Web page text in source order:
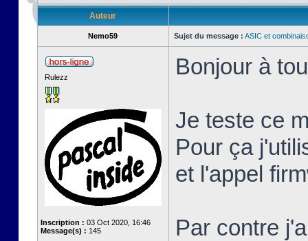
Auteur
Nemo59 Sujet du message : ASIC et
Rulezz
Inscription : 03 Oct 2020, 16:46
Message(s) : 145
Bonjour à
Je teste ce
Pour ça
et l'appel
Par contre